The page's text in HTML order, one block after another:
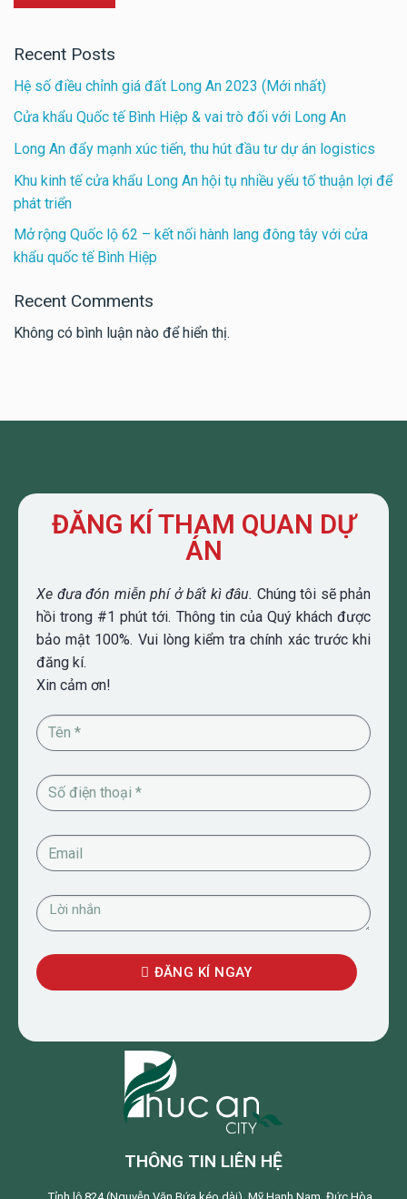
Recent Posts
Hệ số điều chỉnh giá đất Long An 2023 (Mới nhất)
Cửa khẩu Quốc tế Bình Hiệp & vai trò đối với Long An
Long An đẩy mạnh xúc tiến, thu hút đầu tư dự án logistics
Khu kinh tế cửa khẩu Long An hội tụ nhiều yếu tố thuận lợi để
phát triển
Mở rộng Quốc lộ 62 – kết nối hành lang đông tây với cửa
khẩu quốc tế Bình Hiệp
Recent Comments
Không có bình luận nào để hiển thị.
ĐĂNG KÍ THAM QUAN DỰ
ÁN
Xe đưa đón miễn phí ở bất kì đâu. Chúng tôi sẽ phản
hồi trong #1 phút tới. Thông tin của Quý khách được
bảo mật 100%. Vui lòng kiểm tra chính xác trước khi
đăng kí.
Xin cảm ơn!
ĐĂNG KÍ NGAY
THÔNG TIN LIÊN HỆ